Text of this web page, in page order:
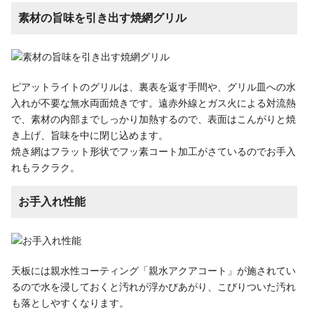
素材の旨味を引き出す焼網グリル
ピアットライトのグリルは、裏表を返す手間や、グリル皿への水
入れが不要な無水両面焼きです。遠赤外線とガス火による対流熱
で、素材の内部までしっかり加熱するので、表面はこんがりと焼
き上げ、旨味を中に閉じ込めます。
焼き網はフラット形状でフッ素コート加工がさているのでお手入
れもラクラク。
お手入れ性能
天板には親水性コーティング「親水アクアコート」が施されてい
るので水を浸しておくと汚れが浮かびあがり、こびりついた汚れ
も落としやすくなります。